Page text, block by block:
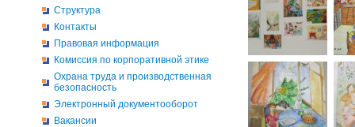
Структура
Контакты
Правовая информация
Комиссия по корпоративной этике
Охрана труда и производственная
безопасность
Электронный документооборот
Вакансии